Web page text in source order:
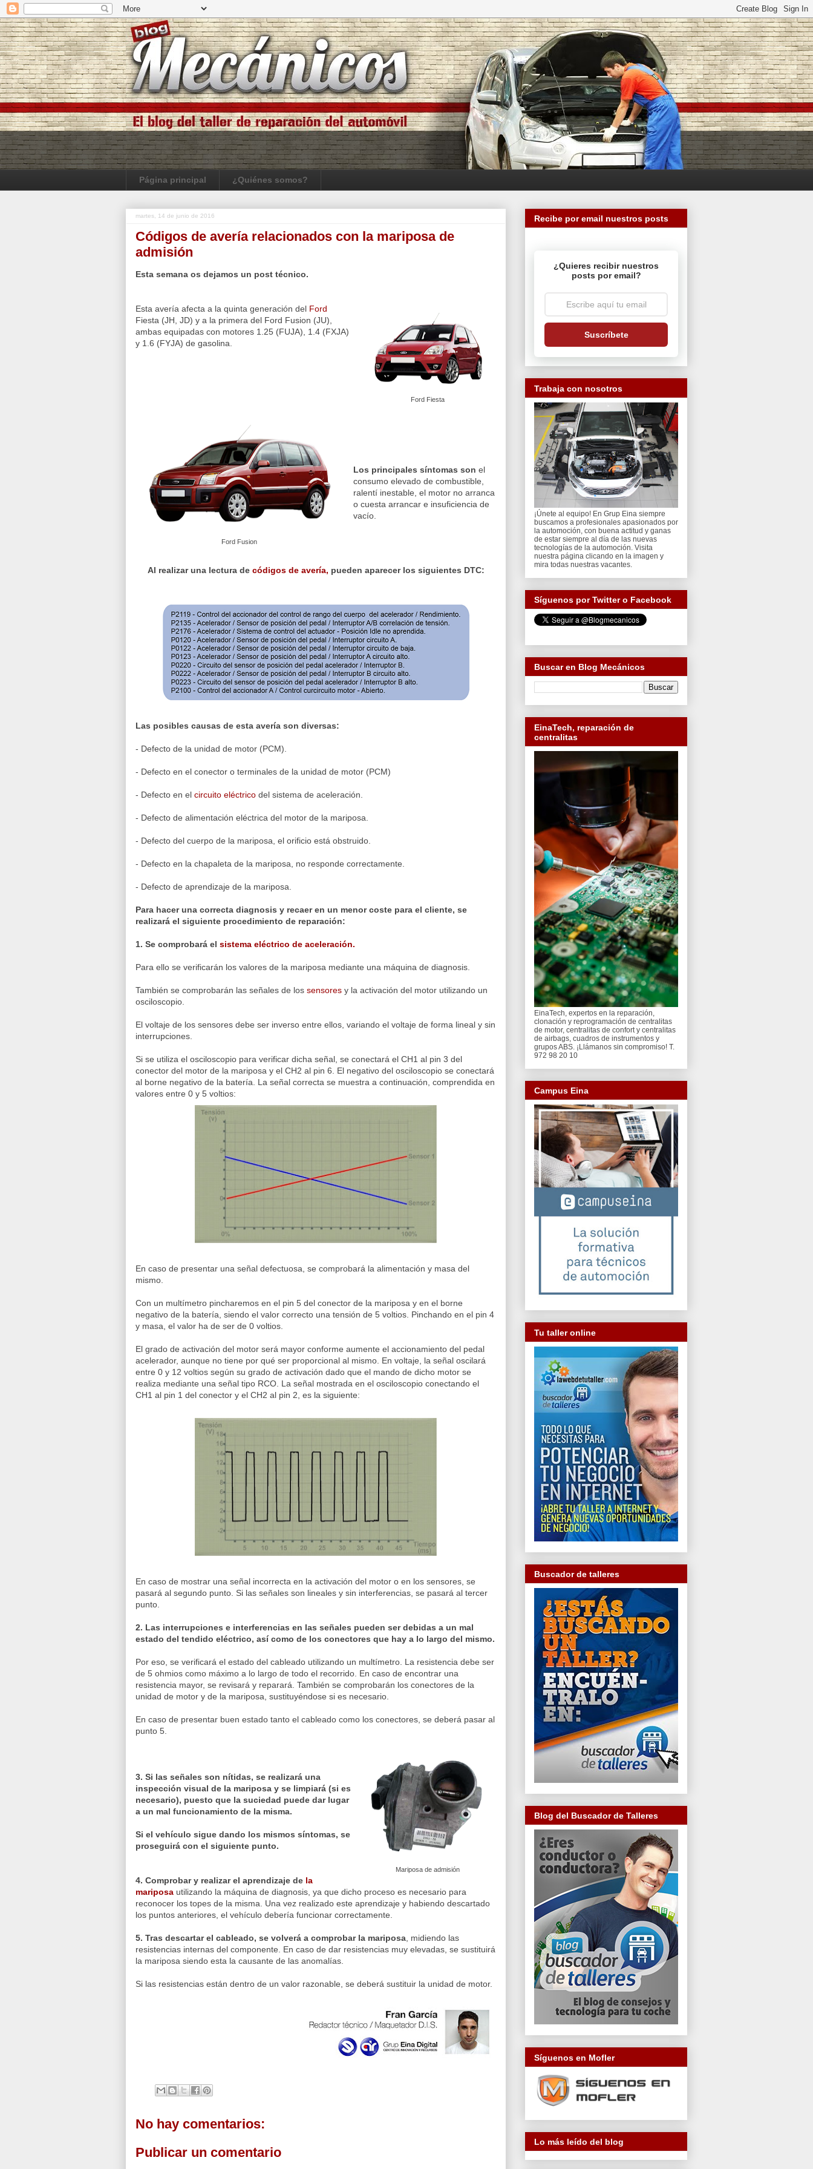
Página principal ¿Quiénes somos?
martes, 14 de junio de 2016
Códigos de avería relacionados con la mariposa de
admisión
Esta semana os dejamos un post técnico.
Ford Fiesta
Esta avería afecta a la quinta generación del Ford
Fiesta (JH, JD) y a la primera del Ford Fusion (JU),
ambas equipadas con motores 1.25 (FUJA), 1.4 (FXJA)
y 1.6 (FYJA) de gasolina.
Ford Fusion
Los principales síntomas son el
consumo elevado de combustible,
ralentí inestable, el motor no arranca
o cuesta arrancar e insuficiencia de
vacío.
Al realizar una lectura de códigos de avería, pueden aparecer los siguientes DTC:
Las posibles causas de esta avería son diversas:
- Defecto de la unidad de motor (PCM).
- Defecto en el conector o terminales de la unidad de motor (PCM)
- Defecto en el circuito eléctrico del sistema de aceleración.
- Defecto de alimentación eléctrica del motor de la mariposa.
- Defecto del cuerpo de la mariposa, el orificio está obstruido.
- Defecto en la chapaleta de la mariposa, no responde correctamente.
- Defecto de aprendizaje de la mariposa.
Para hacer una correcta diagnosis y recaer en un menor coste para el cliente, se
realizará el siguiente procedimiento de reparación:
1. Se comprobará el sistema eléctrico de aceleración.
Para ello se verificarán los valores de la mariposa mediante una máquina de diagnosis.
También se comprobarán las señales de los sensores y la activación del motor utilizando un
osciloscopio.
El voltaje de los sensores debe ser inverso entre ellos, variando el voltaje de forma lineal y sin
interrupciones.
Si se utiliza el osciloscopio para verificar dicha señal, se conectará el CH1 al pin 3 del
conector del motor de la mariposa y el CH2 al pin 6. El negativo del osciloscopio se conectará
al borne negativo de la batería. La señal correcta se muestra a continuación, comprendida en
valores entre 0 y 5 voltios:
En caso de presentar una señal defectuosa, se comprobará la alimentación y masa del
mismo.
Con un multímetro pincharemos en el pin 5 del conector de la mariposa y en el borne
negativo de la batería, siendo el valor correcto una tensión de 5 voltios. Pinchando en el pin 4
y masa, el valor ha de ser de 0 voltios.
El grado de activación del motor será mayor conforme aumente el accionamiento del pedal
acelerador, aunque no tiene por qué ser proporcional al mismo. En voltaje, la señal oscilará
entre 0 y 12 voltios según su grado de activación dado que el mando de dicho motor se
realiza mediante una señal tipo RCO. La señal mostrada en el osciloscopio conectando el
CH1 al pin 1 del conector y el CH2 al pin 2, es la siguiente:
En caso de mostrar una señal incorrecta en la activación del motor o en los sensores, se
pasará al segundo punto. Si las señales son lineales y sin interferencias, se pasará al tercer
punto.
2. Las interrupciones e interferencias en las señales pueden ser debidas a un mal
estado del tendido eléctrico, así como de los conectores que hay a lo largo del mismo.
Por eso, se verificará el estado del cableado utilizando un multímetro. La resistencia debe ser
de 5 ohmios como máximo a lo largo de todo el recorrido. En caso de encontrar una
resistencia mayor, se revisará y reparará. También se comprobarán los conectores de la
unidad de motor y de la mariposa, sustituyéndose si es necesario.
En caso de presentar buen estado tanto el cableado como los conectores, se deberá pasar al
punto 5.
Mariposa de admisión
3. Si las señales son nítidas, se realizará una
inspección visual de la mariposa y se limpiará (si es
necesario), puesto que la suciedad puede dar lugar
a un mal funcionamiento de la misma.
Si el vehículo sigue dando los mismos síntomas, se
proseguirá con el siguiente punto.
4. Comprobar y realizar el aprendizaje de la
mariposa utilizando la máquina de diagnosis, ya que dicho proceso es necesario para
reconocer los topes de la misma. Una vez realizado este aprendizaje y habiendo descartado
los puntos anteriores, el vehículo debería funcionar correctamente.
5. Tras descartar el cableado, se volverá a comprobar la mariposa , midiendo las
resistencias internas del componente. En caso de dar resistencias muy elevadas, se sustituirá
la mariposa siendo esta la causante de las anomalías.
Si las resistencias están dentro de un valor razonable, se deberá sustituir la unidad de motor.
No hay comentarios:
Publicar un comentario
Recibe por email nuestros posts
¿Quieres recibir nuestros
posts por email?
Suscríbete
Trabaja con nosotros
¡Únete al equipo! En Grup Eina siempre
buscamos a profesionales apasionados por
la automoción, con buena actitud y ganas
de estar siempre al día de las nuevas
tecnologías de la automoción. Visita
nuestra página clicando en la imagen y
mira todas nuestras vacantes.
Síguenos por Twitter o Facebook
Buscar en Blog Mecánicos
EinaTech, reparación de
centralitas
EinaTech, expertos en la reparación,
clonación y reprogramación de centralitas
de motor, centralitas de confort y centralitas
de airbags, cuadros de instrumentos y
grupos ABS. ¡Llámanos sin compromiso! T.
972 98 20 10
Campus Eina
Tu taller online
Buscador de talleres
Blog del Buscador de Talleres
Síguenos en Mofler
Lo más leído del blog